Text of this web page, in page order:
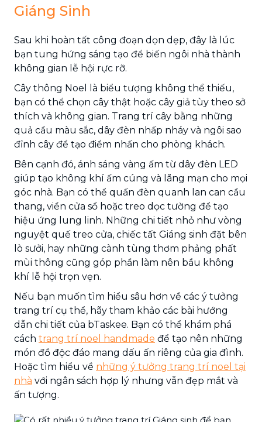
Giáng Sinh
Sau khi hoàn tất công đoạn dọn dẹp, đây là lúc
bạn tung hứng sáng tạo để biến ngôi nhà thành
không gian lễ hội rực rỡ.
Cây thông Noel là biểu tượng không thể thiếu,
bạn có thể chọn cây thật hoặc cây giả tùy theo sở
thích và không gian. Trang trí cây bằng những
quả cầu màu sắc, dây đèn nhấp nháy và ngôi sao
đỉnh cây để tạo điểm nhấn cho phòng khách.
Bên cạnh đó, ánh sáng vàng ấm từ dây đèn LED
giúp tạo không khí ấm cúng và lãng mạn cho mọi
góc nhà. Bạn có thể quấn đèn quanh lan can cầu
thang, viền cửa sổ hoặc treo dọc tường để tạo
hiệu ứng lung linh. Những chi tiết nhỏ như vòng
nguyệt quế treo cửa, chiếc tất Giáng sinh đặt bên
lò sưởi, hay những cành tùng thơm phảng phất
mùi thông cũng góp phần làm nên bầu không
khí lễ hội trọn vẹn.
Nếu bạn muốn tìm hiểu sâu hơn về các ý tưởng
trang trí cụ thể, hãy tham khảo các bài hướng
dẫn chi tiết của bTaskee. Bạn có thể khám phá
cách trang trí noel handmade để tạo nên những
món đồ độc đáo mang dấu ấn riêng của gia đình.
Hoặc tìm hiểu về những ý tưởng trang trí noel tại
nhà với ngân sách hợp lý nhưng vẫn đẹp mắt và
ấn tượng.